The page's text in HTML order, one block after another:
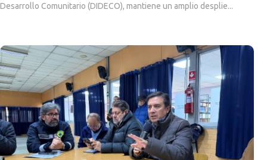
Desarrollo Comunitario (DIDECO), mantiene un amplio desplie...